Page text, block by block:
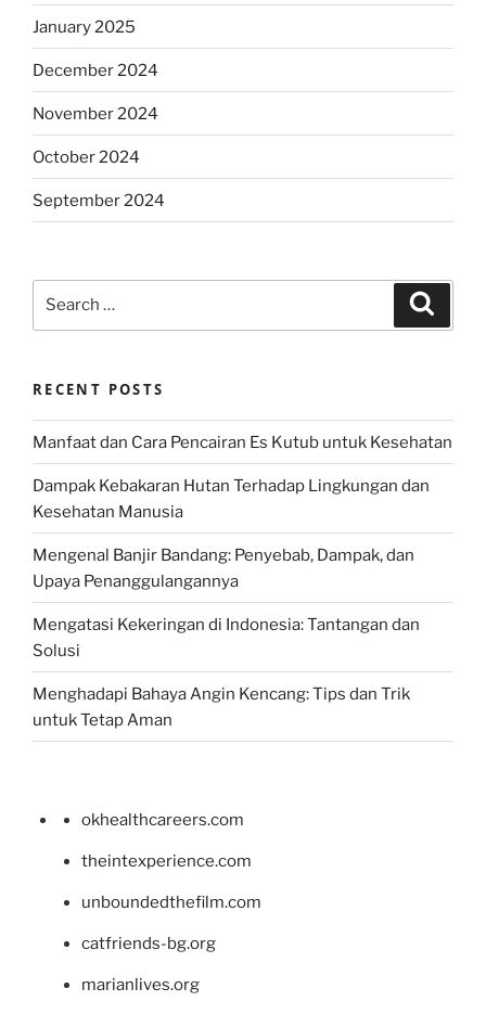
January 2025
December 2024
November 2024
October 2024
September 2024
RECENT POSTS
Manfaat dan Cara Pencairan Es Kutub untuk Kesehatan
Dampak Kebakaran Hutan Terhadap Lingkungan dan
Kesehatan Manusia
Mengenal Banjir Bandang: Penyebab, Dampak, dan
Upaya Penanggulangannya
Mengatasi Kekeringan di Indonesia: Tantangan dan
Solusi
Menghadapi Bahaya Angin Kencang: Tips dan Trik
untuk Tetap Aman
okhealthcareers.com
theintexperience.com
unboundedthefilm.com
catfriends-bg.org
marianlives.org